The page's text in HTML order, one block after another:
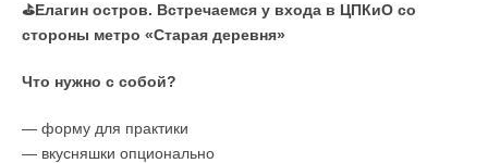
⛳️Елагин остров. Встречаемся у входа в ЦПКиО со
стороны метро «Старая деревня»
Что нужно с собой?
— форму для практики
— вкусняшки опционально